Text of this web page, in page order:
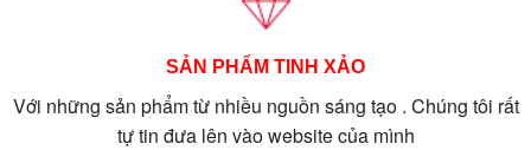
SẢN PHẨM TINH XẢO
Với những sản phẩm từ nhiều nguồn sáng tạo . Chúng tôi rất
tự tin đưa lên vào website của mình